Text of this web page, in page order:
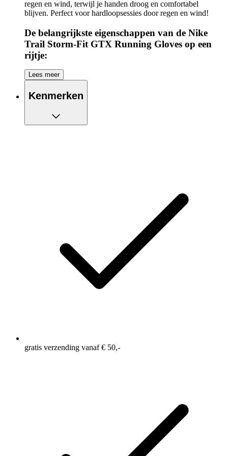
regen en wind, terwijl je handen droog en comfortabel
blijven. Perfect voor hardloopsessies door regen en wind!
De belangrijkste eigenschappen van de Nike
Trail Storm-Fit GTX Running Gloves op een
rijtje:
Nike Storm-FIT technologie biedt comfort bij nat en
winderig weer
GORE-TEX Windstopper laag beschermt tegen regen
zware weersomstandigheden
Lees meer
Kenmerken
gratis verzending vanaf € 50,-